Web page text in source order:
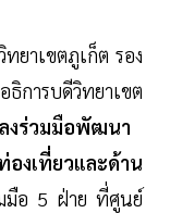
ทยาเขตภูเก็ต รอง
การบดีวิทยาเขต
งร่วมมือพัฒนา
องเที่ยวและด้าน
มือ 5 ฝ่าย ที่ศูนย์